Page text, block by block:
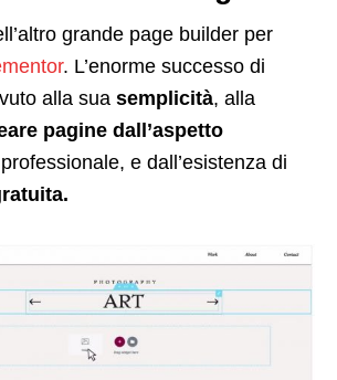
grande page builder per
. L’enorme successo di
alla sua semplicità, alla
pagine dall’aspetto
e dall’esistenza di